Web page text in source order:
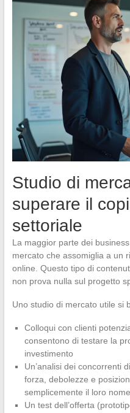
Studio di
superare il
settoriale
La maggior parte dei
mercato che assomiglia a un
online. Questo tipo di
non prova nulla sul progetto
Uno studio di mercato utile si
Colloqui con clienti
consentono di testare la
investimento
Un’analisi dei concorrenti
forza, debolezze e
semplicemente il loro
Un test dell’offerta